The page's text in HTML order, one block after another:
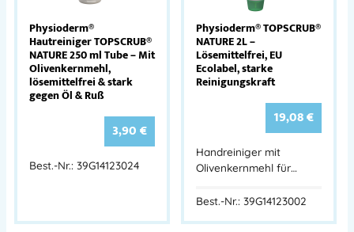
Physioderm®
Hautreiniger TOPSCRUB®
NATURE 250 ml Tube – Mit
Olivenkernmehl,
lösemittelfrei & stark
gegen Öl & Ruß
3,90€
Best.-Nr.: 39G14123024
Physioderm® TOPSCRUB®
NATURE 2L –
Lösemittelfrei, EU
Ecolabel, starke
Reinigungskraft
19,08€
Handreiniger mit
Olivenkernmehl für…
Best.-Nr.: 39G14123002